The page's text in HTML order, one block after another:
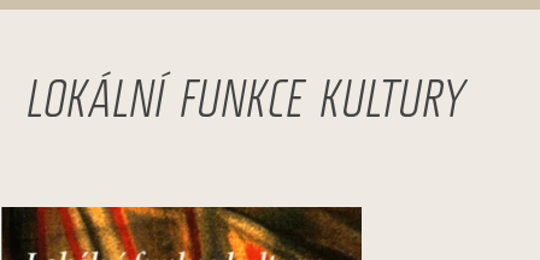
LOKÁLNÍ FUNKCE KULTURY